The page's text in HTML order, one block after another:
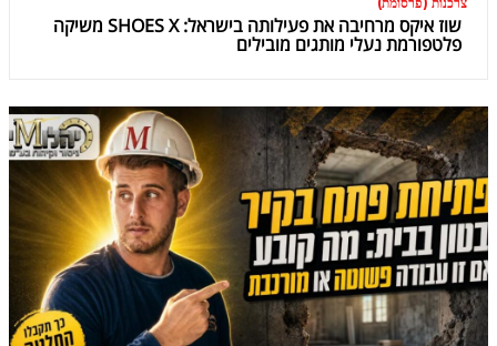
שוז איקס מרחיבה את פעילותה בישראל: SHOES X משיקה
פלטפורמת נעלי מותגים מובילים